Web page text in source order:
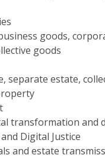
goods,
goods
separate estate,
transformation and
Digital Justice
and estate